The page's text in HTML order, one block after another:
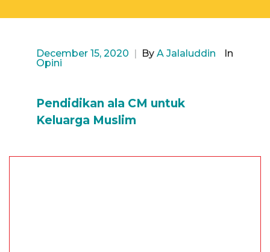
December 15, 2020 | By A Jalaluddin
In
Opini
Pendidikan ala CM untuk
Keluarga Muslim